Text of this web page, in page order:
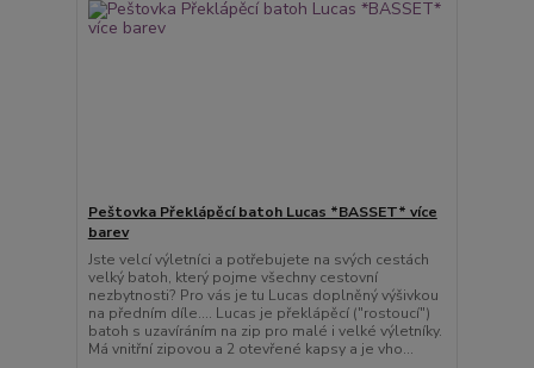
Peštovka Překlápěcí batoh Lucas *BASSET* více
barev
Jste velcí výletníci a potřebujete na svých cestách
velký batoh, který pojme všechny cestovní
nezbytnosti? Pro vás je tu Lucas doplněný výšivkou
na předním díle.... Lucas je překlápěcí ("rostoucí")
batoh s uzavíráním na zip pro malé i velké výletníky.
Má vnitřní zipovou a 2 otevřené kapsy a je vho...